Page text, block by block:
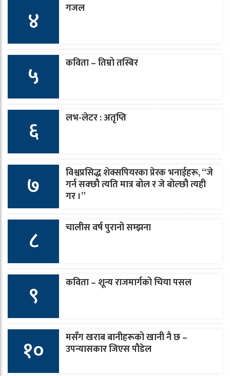
४ गजल
५ कविता – तिम्रो तस्बिर
६ लभ-लेटर : अतृप्ति
७ विश्वप्रसिद्ध शेक्सपियरका प्रेरक भनाईहरू, “जे
गर्न सक्छौ त्यति मात्र बोल र जे बोल्छौ त्यही
गर ।”
८ चालीस वर्ष पुरानो सम्झना
९ कविता – शून्य राजमार्गको चिया पसल
१० मसँग खराब बानीहरूको खानी नै छ –
उपन्यासकार जिएस पौडेल